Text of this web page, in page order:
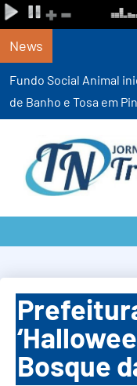
News
Fundo Social Animal
de Banho e Tosa em
Bosque